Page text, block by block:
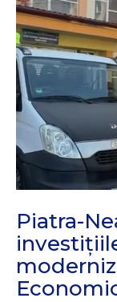
Piatra-